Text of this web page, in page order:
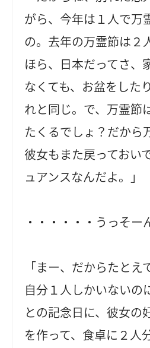
がら、今年は１人で万
の。去年の万霊節は２
ほら、日本だってさ、
なくても、お盆をした
れと同じ。で、万霊節
たくるでしょ？だから
彼女もまた戻っておい
ュアンスなんだよ。」
・・・・・・うっそー
「まー、だからたと
自分１人しかいないの
との記念日に、彼女の
を作って、食卓に２人